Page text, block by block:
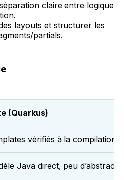
claire entre logique
layouts et structurer les
partials.
(Quarkus)
vérifiés à la compilation
Java direct, peu